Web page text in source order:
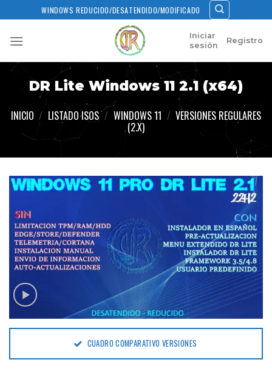
to
content
WINDOWS REDUCIDO/DESATENDIDO/MODIFICADO
Iniciar
sesión
Registro
DR Lite Windows 11 2.1 (x64)
INICIO / LISTADO ISOS / WINDOWS 11 / VERSIONES REGULARES
(2.X)
CUADRO COMPARATIVO VERSIONES